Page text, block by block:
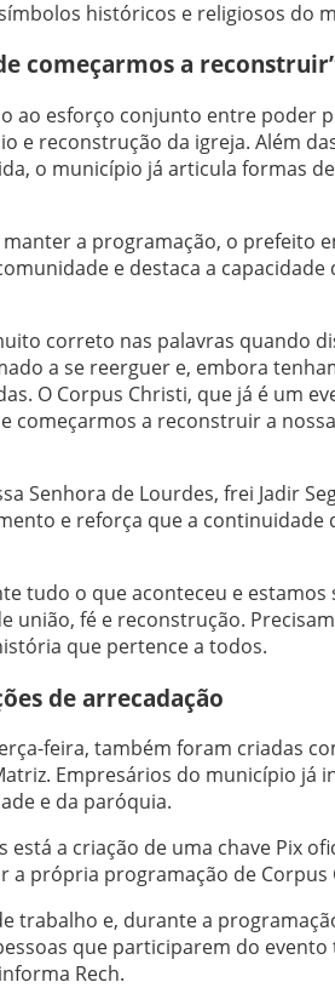
históricos e religiosos do
começarmos a
ao esforço conjunto entre poder
e reconstrução da igreja. Além
o município já articula formas
a programação, o prefeito
e destaca a
correto nas palavras quando
a se reerguer e, embora
O Corpus Christi, que já é um
começarmos a reconstruir a
Senhora de Lourdes, frei Jadir
e reforça que a
tudo o que aconteceu e
união, fé e reconstrução.
que pertence a todos.
de arrecadação
feira, também foram criadas
Empresários do município já
e da paróquia.
está a criação de uma chave Pix
a própria programação de
trabalho e, durante a
que participarem do
Rech.